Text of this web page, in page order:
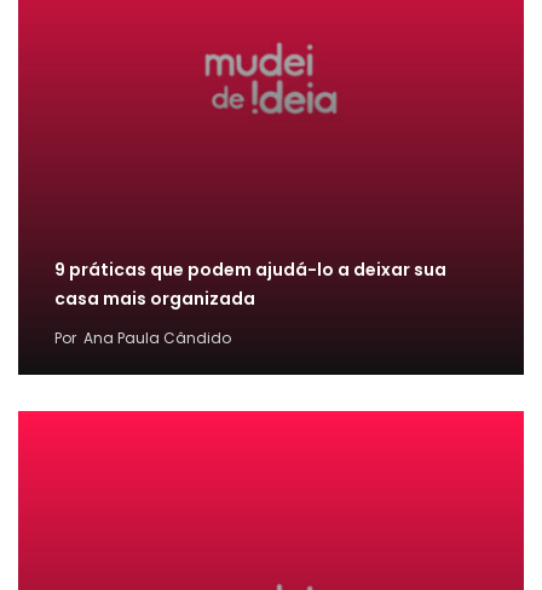
9 práticas que podem ajudá-lo a deixar sua
casa mais organizada
Por Ana Paula Cândido